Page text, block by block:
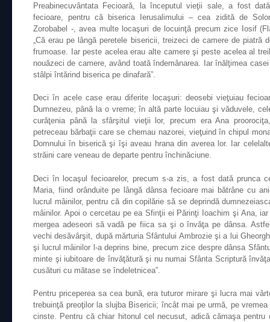
Preabinecuvântata Fecioară, la începutul vieţii sale, a fost
fecioare, pentru că biserica Ierusalimului – cea zidită de
Zorobabel -, avea multe locaşuri de locuinţă precum zice Iosif
„Că erau pe lângă peretele bisericii, treizeci de camere de piatră
frumoase. Iar peste acelea erau alte camere şi peste acelea al
nouăzeci de camere, având toată îndemânarea. Iar înălţimea
stâlpi întărind biserica pe dinafară”.
Deci în acele case erau diferite locaşuri: deosebi vieţuiau
Dumnezeu, până la o vreme; în altă parte locuiau şi văduvele,
curăţenia până la sfârşitul vieţii lor, precum era Ana
petreceau bărbaţii care se chemau nazorei, vieţuind în chipul
Domnului în biserică şi îşi aveau hrana din averea lor. Iar
străini care veneau de departe pentru închinăciune.
Deci în locaşul fecioarelor, precum s-a zis, a fost dată prunca
Maria, fiind orânduite pe lângă dânsa fecioare mai bătrâne cu
lucrul mâinilor, pentru că din copilărie să se deprindă
mâinilor. Apoi o cercetau pe ea Sfinţii ei Părinţi Ioachim şi Ana,
mergea adeseori să vadă pe fiica sa şi o învăţa pe dânsa.
vechi desăvârşit, după mărturia Sfântului Ambrozie şi a lui
şi lucrul mâinilor l-a deprins bine, precum zice despre dânsa
minte şi iubitoare de învăţătură şi nu numai Sfânta Scriptură
cusături cu mătase se îndeletnicea”.
Pentru priceperea sa cea bună, era tuturor mirare şi lucra mai
trebuinţă preoţilor la slujba Bisericii; încât mai pe urmă, pe
cinste. Pentru că chiar hitonul cel necusut, adică cămaşa